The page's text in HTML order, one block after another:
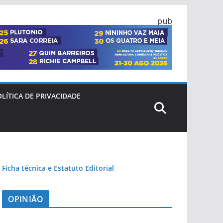
pub
DE PRIVACIDADE
Ficha técnica e Estatuto Editorial
OPINIÃO